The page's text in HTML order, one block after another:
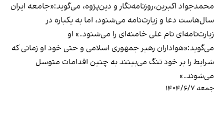
محمدجواد اکبرین،روزنامه‌نگار و دین‌پژوه، می‌گوید:«جامعه ایران
سال‌هاست دعا و زیارت‌نامه می‌شنود، اما به یکباره در
زیارت‌نامه‌ای نام علی خامنه‌ای را می‌شنود.» او
می‌گوید:«هواداران رهبر جمهوری اسلامی و حتی خود او زمانی که
شرایط را بر خود تنگ می‌بینند به چنین اقدامات متوسل
می‌شوند.»
جمعه ۱۴۰۴/۶/۷